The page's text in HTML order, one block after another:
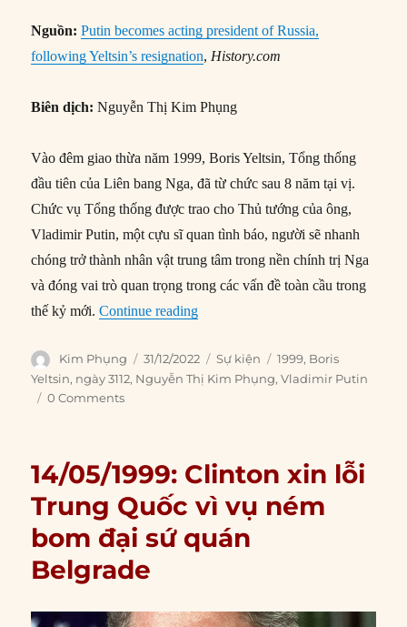
Nguồn:Putin becomes acting president of Russia,
following Yeltsin’s resignation,History.com
Biên dịch:Nguyễn Thị Kim Phụng
Vào đêm giao thừa năm 1999, Boris Yeltsin, Tổng thống
đầu tiên của Liên bang Nga, đã từ chức sau 8 năm tại vị.
Chức vụ Tổng thống được trao cho Thủ tướng của ông,
Vladimir Putin, một cựu sĩ quan tình báo, người sẽ nhanh
chóng trở thành nhân vật trung tâm trong nền chính trị Nga
và đóng vai trò quan trọng trong các vấn đề toàn cầu trong
thế kỷ mới.Continue reading“31/12/1999: Putin trở thành
Author
Kim Phụng
Posted
on
31/12/2022 Categories
Sự kiện Tags
1999, Boris
Yeltsin, ngày 3112, Nguyễn Thị Kim Phụng,Vladimir Putin
0 Comments
14/05/1999: Clinton xin lỗi
Trung Quốc vì vụ ném
bom đại sứ quán
Belgrade